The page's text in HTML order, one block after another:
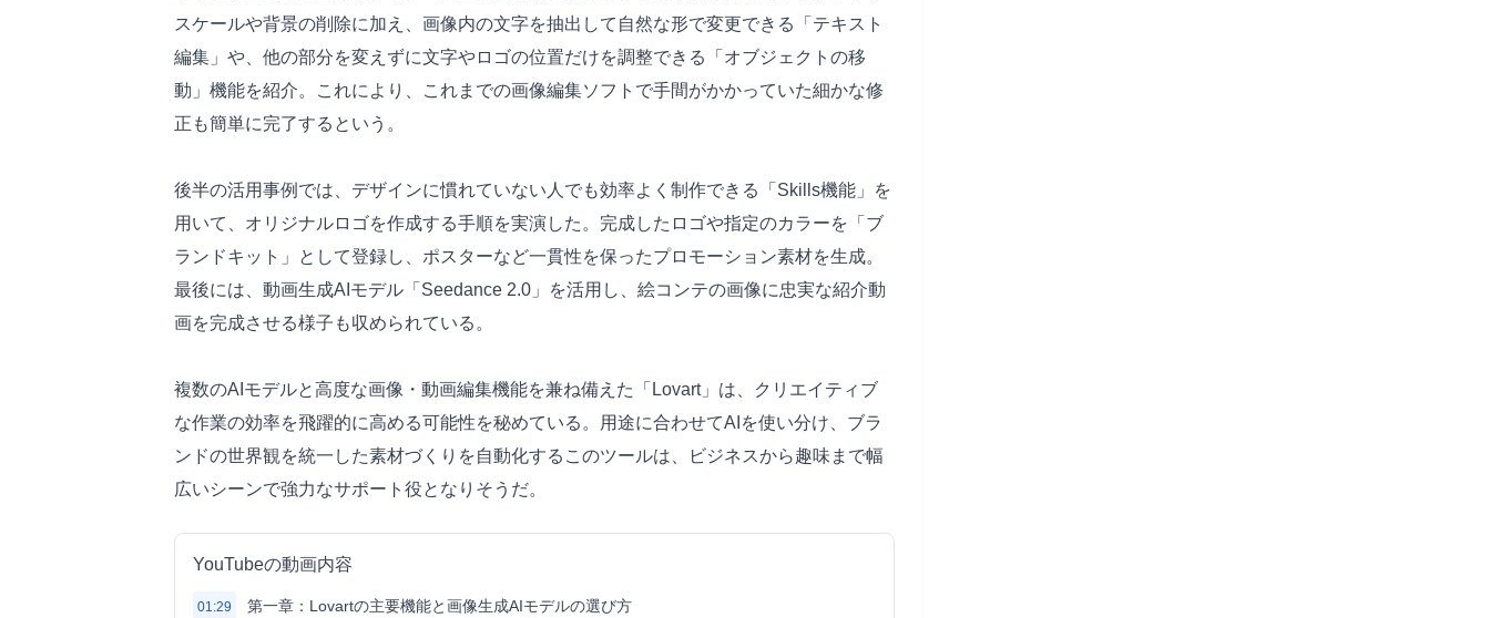
スケールや背景の削除に加え、画像内の文字を抽出して自然な形で変更できる「テキスト
編集」や、他の部分を変えずに文字やロゴの位置だけを調整できる「オブジェクトの移
動」機能を紹介。これにより、これまでの画像編集ソフトで手間がかかっていた細かな修
正も簡単に完了するという。
後半の活用事例では、デザインに慣れていない人でも効率よく制作できる「Skills機能」を
用いて、オリジナルロゴを作成する手順を実演した。完成したロゴや指定のカラーを「ブ
ランドキット」として登録し、ポスターなど一貫性を保ったプロモーション素材を生成。
最後には、動画生成AIモデル「Seedance 2.0」を活用し、絵コンテの画像に忠実な紹介動
画を完成させる様子も収められている。
複数のAIモデルと高度な画像・動画編集機能を兼ね備えた「Lovart」は、クリエイティブ
な作業の効率を飛躍的に高める可能性を秘めている。用途に合わせてAIを使い分け、ブラ
ンドの世界観を統一した素材づくりを自動化するこのツールは、ビジネスから趣味まで幅
広いシーンで強力なサポート役となりそうだ。
YouTubeの動画内容
01:29 第一章：Lovartの主要機能と画像生成AIモデルの選び方